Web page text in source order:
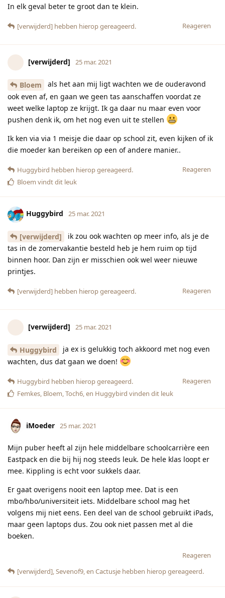
In elk geval beter te groot dan te klein.
Reageren
[verwijderd] hebben hierop gereageerd.
[verwijderd] 25 mar. 2021
Bloem
als het aan mij ligt wachten we de ouderavond
ook even af, en gaan we geen tas aanschaffen voordat ze
weet welke laptop ze krijgt. Ik ga daar nu maar even voor
pushen denk ik, om het nog even uit te stellen
Ik ken via via 1 meisje die daar op school zit, even kijken of ik
die moeder kan bereiken op een of andere manier..
Reageren
Huggybird hebben hierop gereageerd.
Bloem vindt dit leuk
Huggybird 25 mar. 2021
[verwijderd]
ik zou ook wachten op meer info, als je de
tas in de zomervakantie besteld heb je hem ruim op tijd
binnen hoor. Dan zijn er misschien ook wel weer nieuwe
printjes.
Reageren
[verwijderd] hebben hierop gereageerd.
[verwijderd] 25 mar. 2021
Huggybird
ja ex is gelukkig toch akkoord met nog even
wachten, dus dat gaan we doen!
Reageren
Huggybird hebben hierop gereageerd.
Femkes, Bloem,Toch6, en Huggybird vinden dit leuk
iMoeder 25 mar. 2021
Mijn puber heeft al zijn hele middelbare schoolcarrière een
Eastpack en die bij hij nog steeds leuk. De hele klas loopt er
mee. Kippling is echt voor sukkels daar.
Er gaat overigens nooit een laptop mee. Dat is een
mbo/hbo/universiteit iets. Middelbare school mag het
volgens mij niet eens. Een deel van de school gebruikt iPads,
maar geen laptops dus. Zou ook niet passen met al die
boeken.
Reageren
[verwijderd],Sevenof9, en Cactusje hebben hierop gereageerd.